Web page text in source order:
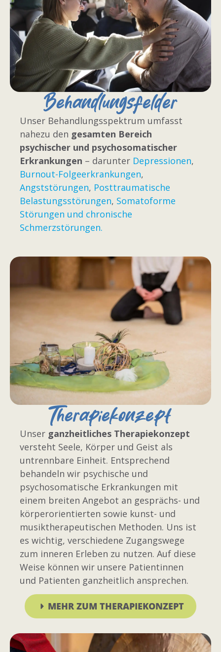
Behandlungsfelder
Unser Behandlungsspektrum umfasst
nahezu den gesamten Bereich
psychischer und psychosomatischer
Erkrankungen – darunter Depressionen,
Burnout-Folgeerkrankungen,
Angststörungen, Posttraumatische
Belastungsstörungen, Somatoforme
Störungen und chronische
Schmerzstörungen.
Therapiekonzept
Unser ganzheitliches Therapiekonzept
versteht Seele, Körper und Geist als
untrennbare Einheit. Entsprechend
behandeln wir psychische und
psychosomatische Erkrankungen mit
einem breiten Angebot an gesprächs- und
körperorientierten sowie kunst- und
musiktherapeutischen Methoden. Uns ist
es wichtig, verschiedene Zugangswege
zum inneren Erleben zu nutzen. Auf diese
Weise können wir unsere Patientinnen
und Patienten ganzheitlich ansprechen.
MEHR ZUM THERAPIEKONZEPT